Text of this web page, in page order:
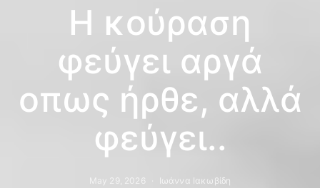
Η κούραση
φεύγει αργά
οπως ήρθε, αλλά
φεύγει..
May 29, 2026 Ιωάννα Ιακωβίδη